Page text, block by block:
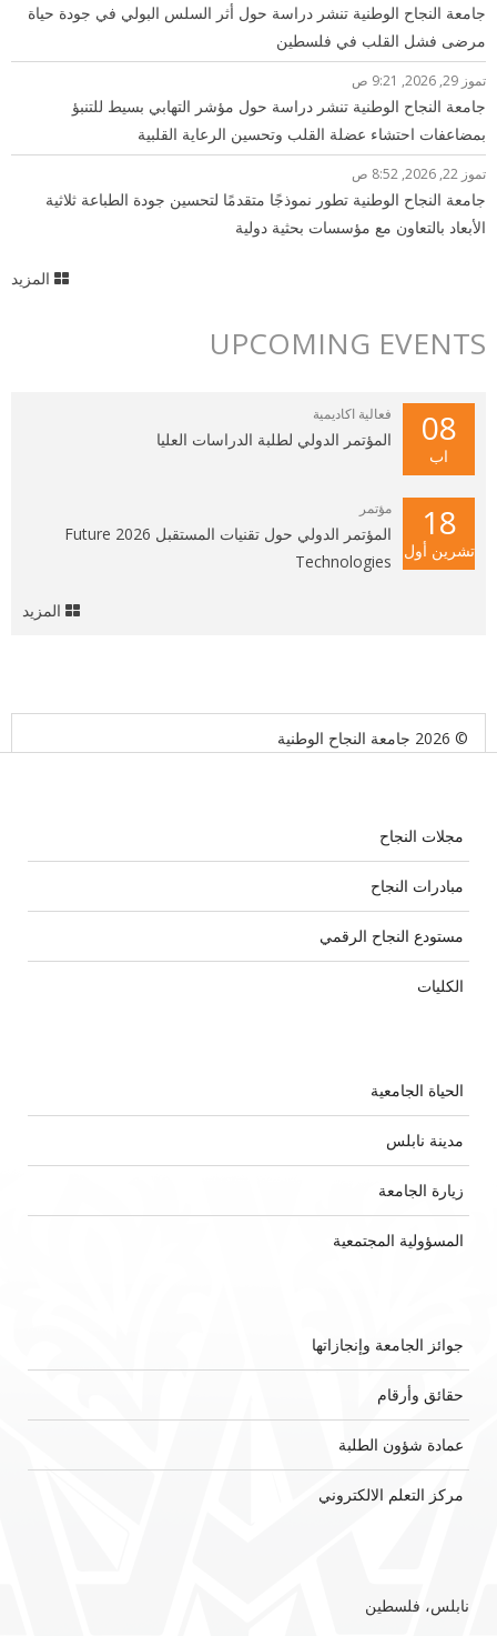
جامعة النجاح الوطنية تنشر دراسة حول أثر السلس البولي في جودة حياة
مرضى فشل القلب في فلسطين
تموز 29, 2026, 9:21 ص
جامعة النجاح الوطنية تنشر دراسة حول مؤشر التهابي بسيط للتنبؤ
بمضاعفات احتشاء عضلة القلب وتحسين الرعاية القلبية
تموز 22, 2026, 8:52 ص
جامعة النجاح الوطنية تطور نموذجًا متقدمًا لتحسين جودة الطباعة ثلاثية
الأبعاد بالتعاون مع مؤسسات بحثية دولية
المزيد
UPCOMING EVENTS
08
اب
فعالية اكاديمية
المؤتمر الدولي لطلبة الدراسات العليا
18
تشرين أول
مؤتمر
المؤتمر الدولي حول تقنيات المستقبل 2026 Future
Technologies
المزيد
© 2026 جامعة النجاح الوطنية
مجلات النجاح
مبادرات النجاح
مستودع النجاح الرقمي
الكليات
الحياة الجامعية
مدينة نابلس
زيارة الجامعة
المسؤولية المجتمعية
جوائز الجامعة وإنجازاتها
حقائق وأرقام
عمادة شؤون الطلبة
مركز التعلم الالكتروني
نابلس، فلسطين